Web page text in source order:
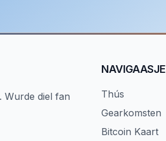
Wurde diel fan
NAVIGAASJE
Thús
Gearkomsten
Bitcoin Kaart